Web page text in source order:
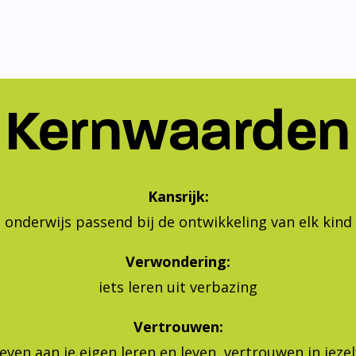
Kernwaarden
Kansrijk:
onderwijs passend bij de ontwikkeling van elk kind
Verwondering:
iets leren uit verbazing
Vertrouwen:
aan je eigen leren en leven, vertrouwen in